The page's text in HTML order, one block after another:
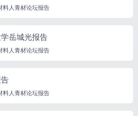
料人青材论坛报告
岳城光报告
料人青材论坛报告
料人青材论坛报告